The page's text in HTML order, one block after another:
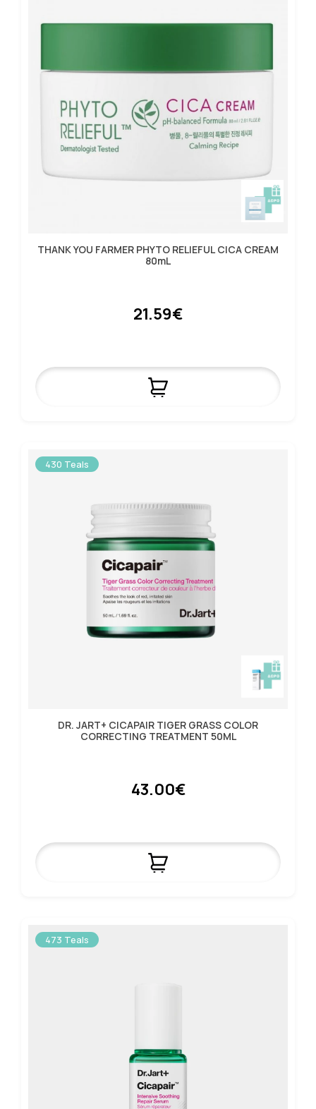
THANK YOU FARMER PHYTO RELIEFUL CICA CREAM
80mL
21.59€
430 Teals
DR. JART+ CICAPAIR TIGER GRASS COLOR
CORRECTING TREATMENT 50ML
43.00€
473 Teals